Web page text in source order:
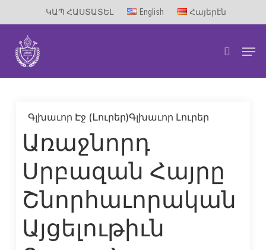
main
content
ԿԱՊ ՀԱՍՏԱՏԵԼ English Հայերէն
search
Գլխաւոր Էջ (Lուրեր)Գլխաւոր Լուրեր
Առաջնորդ
Սրբազան Հայրը
Շնորհաւորական
Այցելութիւն